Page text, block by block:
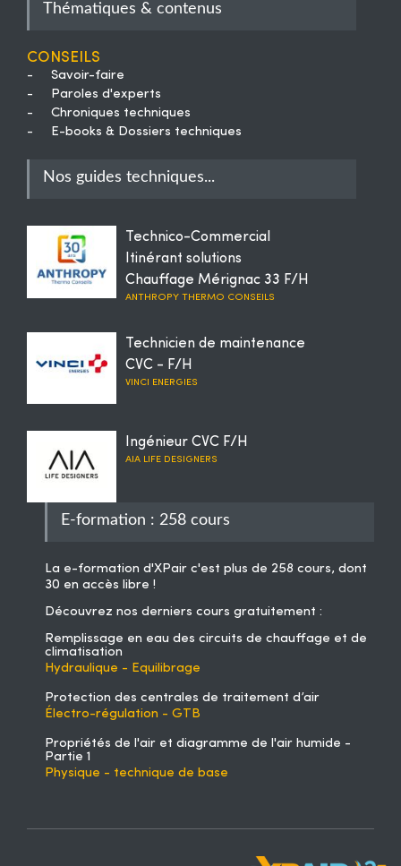
Thématiques & contenus
Conseils
-
Savoir-faire
-
Paroles d'experts
-
Chroniques techniques
-
E-books & Dossiers techniques
Nos guides techniques...
Technico-Commercial
Itinérant solutions
Chauffage Mérignac 33 F/H
ANTHROPY THERMO CONSEILS
Technicien de maintenance
CVC - F/H
VINCI ENERGIES
Ingénieur CVC F/H
AIA LIFE DESIGNERS
E-formation : 258 cours
La e-formation d'XPair c'est plus de 258 cours, dont
30 en accès libre !
Découvrez nos derniers cours gratuitement :
Remplissage en eau des circuits de chauffage et de
climatisation
Hydraulique - Equilibrage
Protection des centrales de traitement d’air
Électro-régulation - GTB
Propriétés de l'air et diagramme de l'air humide -
Partie 1
Physique - technique de base